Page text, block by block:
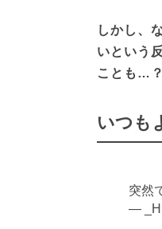
しかし、
いという
ことも…？
いつも
突然
—